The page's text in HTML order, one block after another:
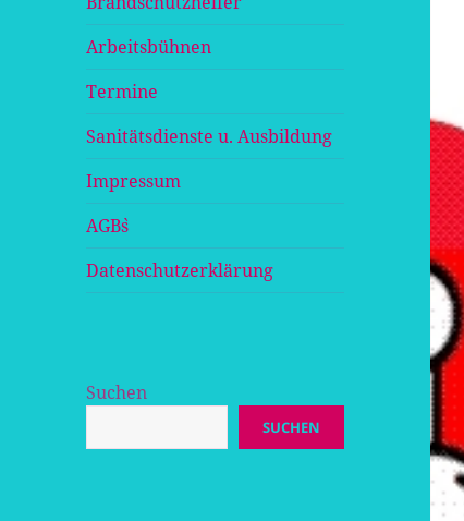
Arbeitsbühnen
Termine
Sanitätsdienste u. Ausbildung
Impressum
AGB`s
Datenschutzerklärung
Suchen
SUCHEN